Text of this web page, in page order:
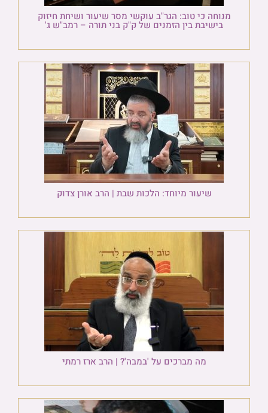
מנוחה כי טוב: הגר"ב עוקשי מסר שיעור ושיחת חיזוק
בישיבת בין הזמנים של ק"ק בני תורה – רמב"ש ג'
שיעור מיוחד: הלכות שבת | הרב אורן צדוק
מה מברכים על 'במבה'? | הרב ארז רמתי